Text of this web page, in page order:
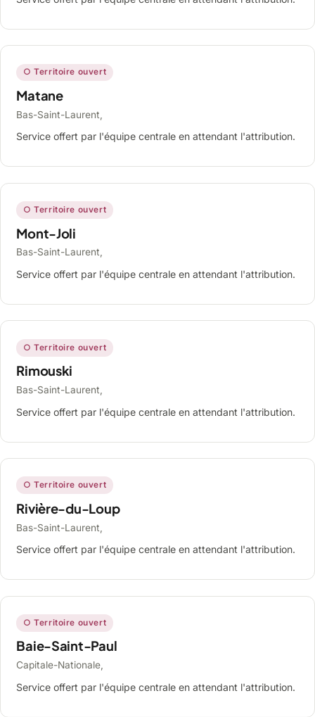
○ Territoire ouvert
Matane
Bas-Saint-Laurent,
Service offert par l'équipe centrale en attendant l'attribution.
○ Territoire ouvert
Mont-Joli
Bas-Saint-Laurent,
Service offert par l'équipe centrale en attendant l'attribution.
○ Territoire ouvert
Rimouski
Bas-Saint-Laurent,
Service offert par l'équipe centrale en attendant l'attribution.
○ Territoire ouvert
Rivière-du-Loup
Bas-Saint-Laurent,
Service offert par l'équipe centrale en attendant l'attribution.
○ Territoire ouvert
Baie-Saint-Paul
Capitale-Nationale,
Service offert par l'équipe centrale en attendant l'attribution.